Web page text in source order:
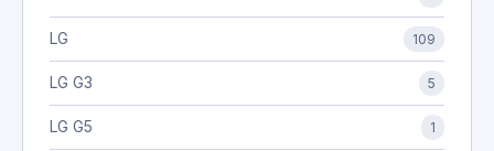
LG 109
LG G3 5
LG G5 1